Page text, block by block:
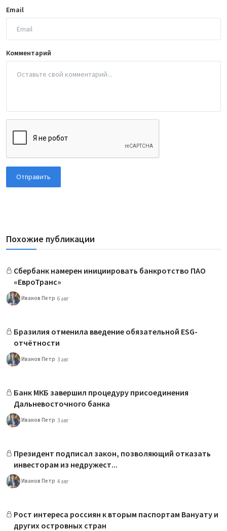
Email
Комментарий
Отправить
Похожие публикации
Сбербанк намерен инициировать банкротство ПАО
«ЕвроТранс»
Иванов Петр 6 авг
Бразилия отменила введение обязательной ESG-
отчётности
Иванов Петр 3 авг
Банк МКБ завершил процедуру присоединения
Дальневосточного банка
Иванов Петр 3 авг
Президент подписал закон, позволяющий отказать
инвесторам из недружест...
Иванов Петр 4 авг
Рост интереса россиян к вторым паспортам Вануату и
других островных стран